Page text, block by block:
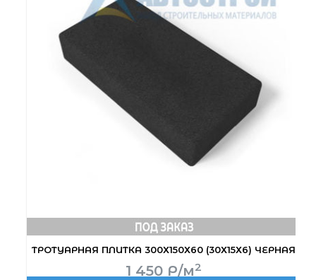
ТРОТУАРНАЯ ПЛИТКА 300Х150Х60 (30Х15Х6) ЧЕРНАЯ
1 450 Р/м2